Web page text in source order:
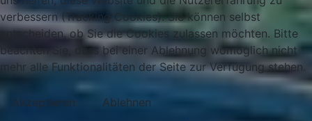
verbessern (Tracking Cookies). Sie können selbst
entscheiden, ob Sie die Cookies zulassen möchten. Bitte
beachten Sie, dass bei einer Ablehnung womöglich nicht
mehr alle Funktionalitäten der Seite zur Verfügung stehen.
Akzeptieren
Ablehnen